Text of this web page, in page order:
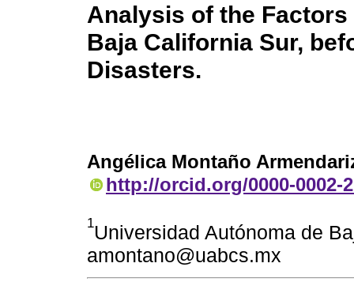
Analysis of the
Baja California Sur,
Disasters.
Angélica Montaño
http://orcid.org/0000-0002-
1Universidad Autónoma de
amontano@uabcs.mx